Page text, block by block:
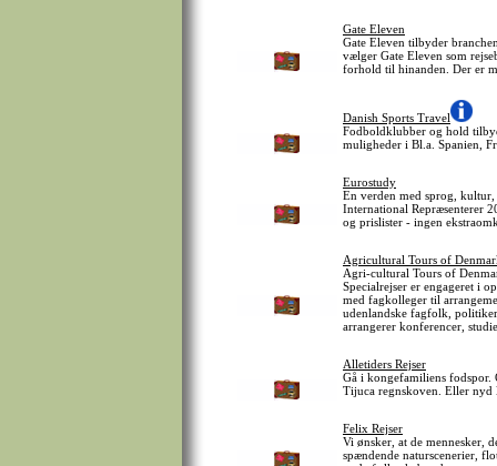
Gate Eleven
Gate Eleven tilbyder
vælger Gate Eleven som
forhold til hinanden. Der er
Danish Sports Travel
Fodboldklubber og hold
muligheder i Bl.a. Spanien,
Eurostudy
En verden med sprog,
International Repræsenterer
og prislister - ingen
Agricultural Tours of
Agri-cultural Tours of
Specialrejser er engageret i
med fagkolleger til
udenlandske fagfolk,
arrangerer konferencer,
Alletiders Rejser
Gå i kongefamiliens fodspor.
Tijuca regnskoven. Eller nyd
Felix Rejser
Vi ønsker, at de mennesker,
spændende naturscenerier,